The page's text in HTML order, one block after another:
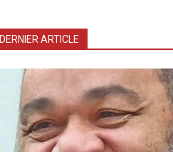
DERNIER ARTICLE